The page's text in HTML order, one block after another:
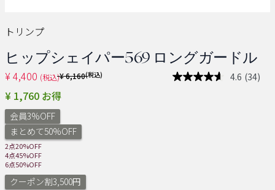
トリンプ
ヒップシェイパー569 ロングガードル
¥ 4,400 (税込)Price reduced from
¥ 6,160(税込) 4.6 レ
(34)
¥ 1,760 お得
会員3%OFF
まとめて50%OFF
2点20%OFF
4点45%OFF
6点50%OFF
クーポン割3,500円